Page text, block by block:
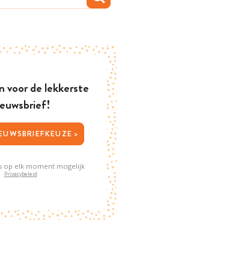
voor de lekkerste
JOUW NIEUWSBRIEFKEUZE >
op elk moment mogelijk
Privacybeleid